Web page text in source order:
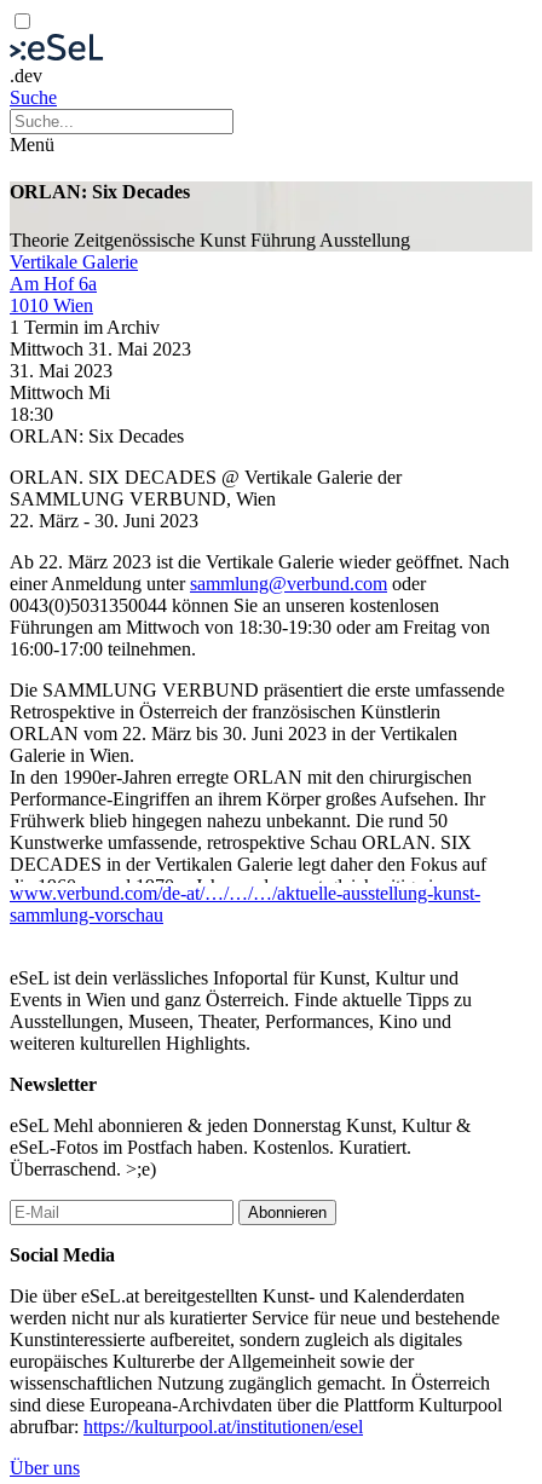
.dev
Suche
Menü
ORLAN: Six Decades
Theorie Zeitgenössische Kunst Führung Ausstellung
Vertikale Galerie
Am Hof 6a
1010 Wien
1 Termin im Archiv
Mittwoch 31. Mai 2023
31. Mai 2023
Mittwoch Mi
18:30
ORLAN: Six Decades
ORLAN. SIX DECADES @ Vertikale Galerie der
SAMMLUNG VERBUND, Wien
22. März - 30. Juni 2023
Ab 22. März 2023 ist die Vertikale Galerie wieder geöffnet. Nach
einer Anmeldung untersammlung@verbund.com oder
0043(0)5031350044 können Sie an unseren kostenlosen
Führungen am Mittwoch von 18:30-19:30 oder am Freitag von
16:00-17:00 teilnehmen.
Die SAMMLUNG VERBUND präsentiert die erste umfassende
Retrospektive in Österreich der französischen Künstlerin
ORLAN vom 22. März bis 30. Juni 2023 in der Vertikalen
Galerie in Wien.
In den 1990er-Jahren erregte ORLAN mit den chirurgischen
Performance-Eingriffen an ihrem Körper großes Aufsehen. Ihr
Frühwerk blieb hingegen nahezu unbekannt. Die rund 50
Kunstwerke umfassende, retrospektive Schau ORLAN. SIX
DECADES in der Vertikalen Galerie legt daher den Fokus auf
die 1960er- und 1970er-Jahre und spannt gleichzeitig einen
Bogen zu aktuellen Arbeiten.
renommierten französischen Künstlerin ORLAN in Österreich
und publiziert dazu die erste deutschsprachige Monografie zu
ihrem Werk.
...Mehr lesen
www.verbund.com/de-at/…/…/…/aktuelle-ausstellung-kunst-
sammlung-vorschau
eSeL ist dein verlässliches Infoportal für Kunst, Kultur und
Events in Wien und ganz Österreich. Finde aktuelle Tipps zu
Ausstellungen, Museen, Theater, Performances, Kino und
weiteren kulturellen Highlights.
Newsletter
eSeL Mehl abonnieren & jeden Donnerstag Kunst, Kultur &
eSeL-Fotos im Postfach haben. Kostenlos. Kuratiert.
Überraschend. >;e)
Abonnieren
Social Media
Die über eSeL.at bereitgestellten Kunst- und Kalenderdaten
werden nicht nur als kuratierter Service für neue und bestehende
Kunstinteressierte aufbereitet, sondern zugleich als digitales
europäisches Kulturerbe der Allgemeinheit sowie der
wissenschaftlichen Nutzung zugänglich gemacht. In Österreich
sind diese Europeana-Archivdaten über die Plattform Kulturpool
abrufbar: https://kulturpool.at/institutionen/esel
Über uns